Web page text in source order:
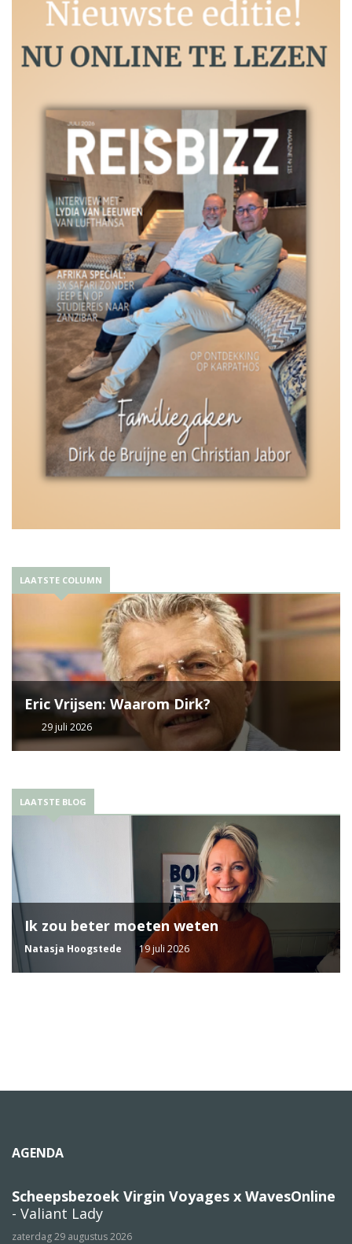
LAATSTE COLUMN
Eric Vrijsen: Waarom Dirk?
29 juli 2026
LAATSTE BLOG
Ik zou beter moeten weten
Natasja Hoogstede 19 juli 2026
AGENDA
Scheepsbezoek Virgin Voyages x WavesOnline
- Valiant Lady
zaterdag 29 augustus 2026